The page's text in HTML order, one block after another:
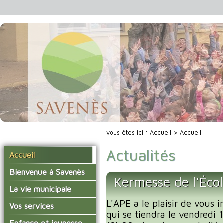
Accueil
Bienvenue à Savenès
Situer Savenès
Savenès en chiffre
L'histoire du village
La vie municipale
Vos élus
Les compte-rendus du
Vos services
La mairie
vous êtes ici : Accueil > Accueil
Actualités
Kermesse de
L'APE a le plaisir de vous
qui se tiendra le vendredi